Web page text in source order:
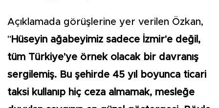
Açıklamada görüşlerine yer verilen Özkan,
" Hüseyin ağabeyimiz sadece İzmir'e değil,
tüm Türkiye'ye örnek olacak bir davranış
sergilemiş. Bu şehirde 45 yıl boyunca ticari
taksi kullanıp hiç ceza almamak, mesleğe